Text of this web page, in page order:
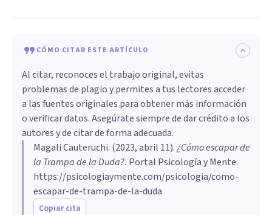
CÓMO CITAR ESTE ARTÍCULO
Al citar, reconoces el trabajo original, evitas
problemas de plagio y permites a tus lectores acceder
a las fuentes originales para obtener más información
o verificar datos. Asegúrate siempre de dar crédito a los
autores y de citar de forma adecuada.
Magali Cauteruchi. (2023, abril 11).¿Cómo escapar de
la Trampa de la Duda?. Portal Psicología y Mente.
https://psicologiaymente.com/psicologia/como-
escapar-de-trampa-de-la-duda
Copiar cita